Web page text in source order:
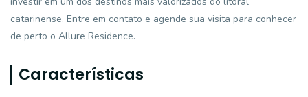
catarinense. Entre em contato e agende sua visita para conhecer
de perto o Allure Residence.
Características